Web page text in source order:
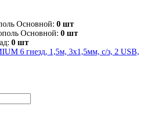
Основной: 0 шт
Основной: 0 шт
0 шт
6 гнезд, 1,5м, 3х1,5мм, с/з, 2 USB,